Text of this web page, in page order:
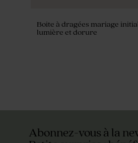
Boite à dragées mariage
lumière et dorure
Abonnez-vous à la